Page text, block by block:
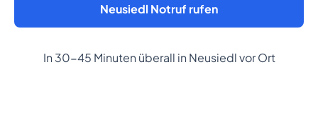
Neusiedl Notruf rufen
In 30-45 Minuten überall in Neusiedl vor Ort